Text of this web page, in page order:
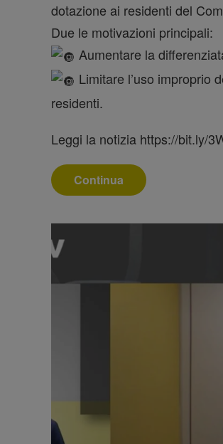
dotazione ai residenti del
Due le motivazioni principali:
Aumentare la
Limitare l’uso improprio
residenti.
Leggi la notizia https://bit.ly/
Continua